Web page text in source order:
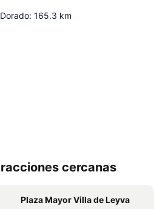
: 165.3 km
cercanas
Plaza Mayor Villa de Leyva